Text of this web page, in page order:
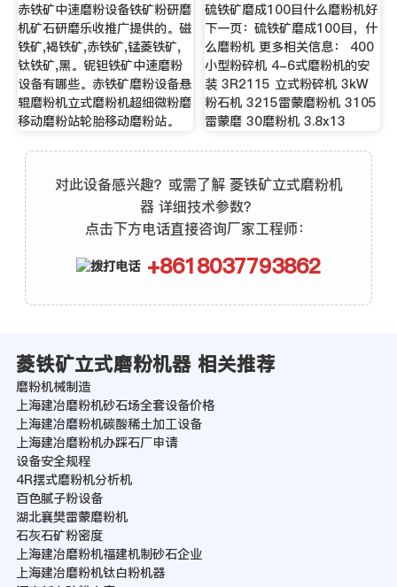
赤铁矿中速磨粉设备铁矿粉研磨
机矿石研磨乐收推广提供的。磁
铁矿,褐铁矿,赤铁矿,锰菱铁矿,
钛铁矿,黑。铌钽铁矿中速磨粉
设备有哪些。赤铁矿磨粉设备悬
辊磨粉机立式磨粉机超细微粉磨
移动磨粉站轮胎移动磨粉站。
硫铁矿磨成100目什么磨粉机好
下一页：硫铁矿磨成100目，什
么磨粉机 更多相关信息： 400
小型粉碎机 4-6式磨粉机的安
装 3R2115 立式粉碎机 3kW
粉石机 3215雷蒙磨粉机 3105
雷蒙磨 30磨粉机 3.8x13
对此设备感兴趣？或需了解 菱铁矿立式磨粉机
器 详细技术参数？
点击下方电话直接咨询厂家工程师：
+8618037793862
菱铁矿立式磨粉机器 相关推荐
磨粉机械制造
上海建冶磨粉机砂石场全套设备价格
上海建冶磨粉机碳酸稀土加工设备
上海建冶磨粉机办踩石厂申请
设备安全规程
4R摆式磨粉机分析机
百色腻子粉设备
湖北襄樊雷蒙磨粉机
石灰石矿粉密度
上海建冶磨粉机福建机制砂石企业
上海建冶磨粉机钛白粉机器